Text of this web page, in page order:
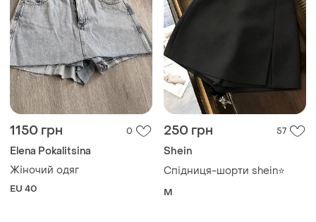
1150 грн 0
Elena Pokalitsina
Жіночий одяг
EU 40
250 грн 57
Shein
Спідниця-шорти shein⭐️
M